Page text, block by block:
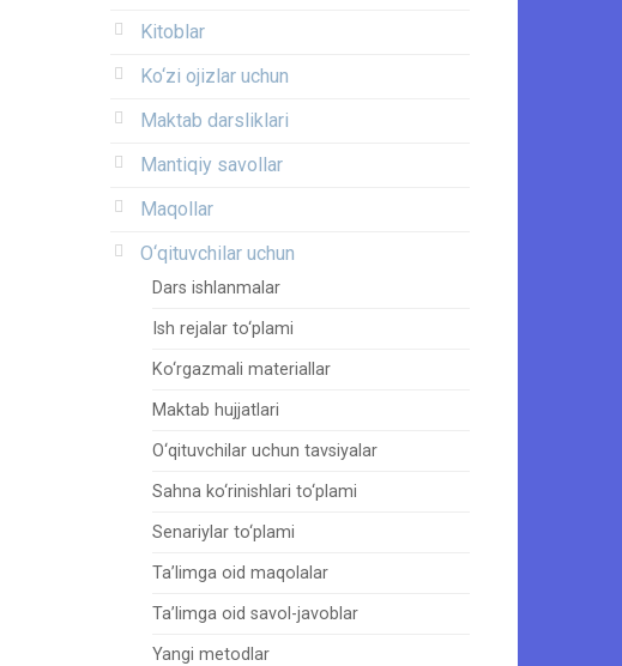
Kitoblar
Ko‘zi ojizlar uchun
Maktab darsliklari
Mantiqiy savollar
Maqollar
O‘qituvchilar uchun
Dars ishlanmalar
Ish rejalar to‘plami
Ko‘rgazmali materiallar
Maktab hujjatlari
O‘qituvchilar uchun tavsiyalar
Sahna ko‘rinishlari to‘plami
Senariylar to‘plami
Ta’limga oid maqolalar
Ta’limga oid savol-javoblar
Yangi metodlar